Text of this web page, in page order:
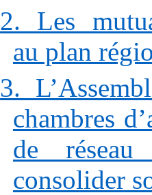
2. Les
au plan
3.
chambres
de
consolider